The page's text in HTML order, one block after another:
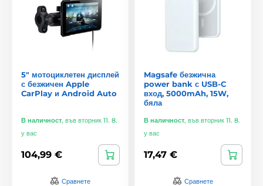
5" мотоциклетен дисплей
с безжичен Apple
CarPlay и Android Auto
В наличност, във вторник 11. 8.
у вас
104,99 €
Сравнете
Magsafe безжична
power bank с USB-C
вход, 5000mAh, 15W,
бяла
В наличност, във вторник 11. 8.
у вас
17,47 €
Сравнете